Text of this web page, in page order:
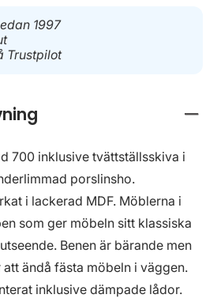
1997
Trustpilot
700 inklusive tvättställsskiva i
porslinsho.
i lackerad MDF. Möblerna i
som ger möbeln sitt klassiska
Benen är bärande men
ändå fästa möbeln i väggen.
inklusive dämpade lådor.